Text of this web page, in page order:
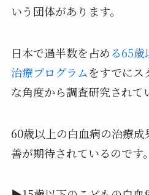
いう団体があります。
日本で過半数を占める65
治療プログラムをすでにス
な角度から調査研究されて
60歳以上の白血病の治療
善が期待されているのです。